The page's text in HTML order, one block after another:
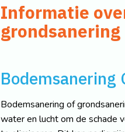
Informatie
grondsanering
Bodemsanering
Bodemsanering of
water en lucht om de schade